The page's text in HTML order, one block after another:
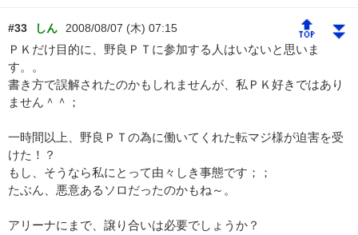
#33 しん 2008/08/07 (木) 07:15 🔝 ⏬
ＰＫだけ目的に、野良ＰＴに参加する人はいないと思いま
す。。
書き方で誤解されたのかもしれませんが、私ＰＫ好きではあり
ません＾＾；
一時間以上、野良ＰＴの為に働いてくれた転マジ様が迫害を受
けた！？
もし、そうなら私にとって由々しき事態です；；
たぶん、悪意あるソロだったのかもね～。
アリーナにまで、譲り合いは必要でしょうか？